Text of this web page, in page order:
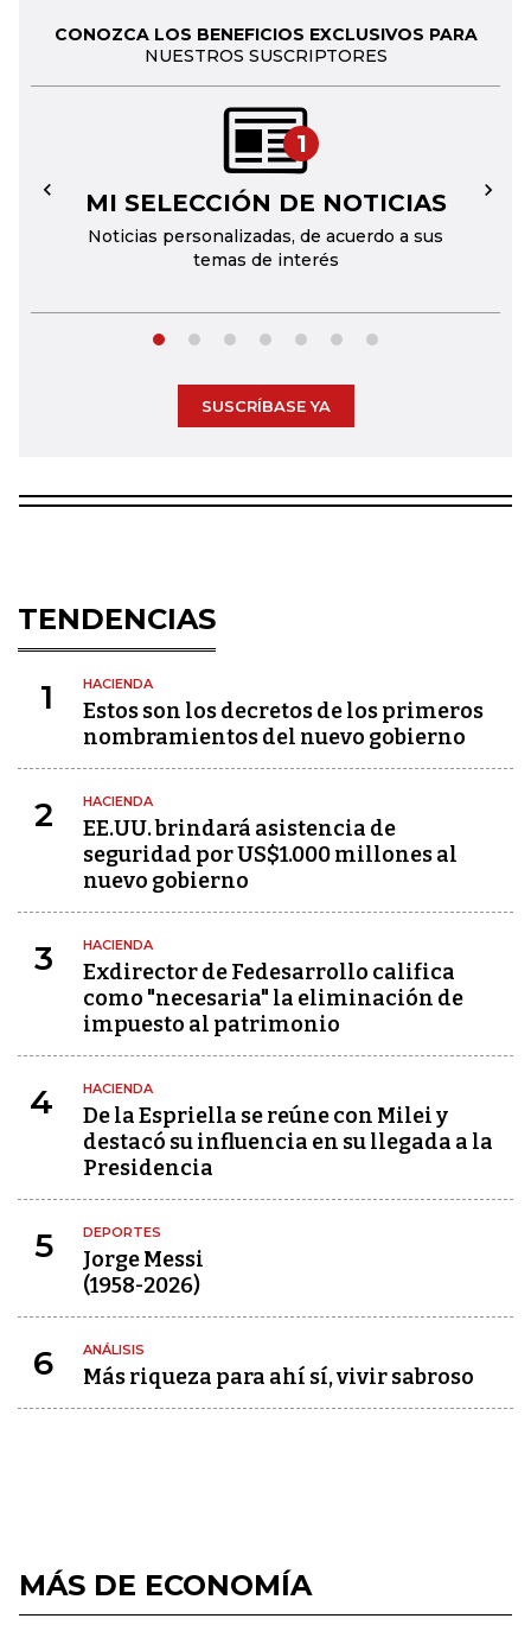
CONOZCA LOS BENEFICIOS EXCLUSIVOS PARA
NUESTROS SUSCRIPTORES
1
MI SELECCIÓN DE NOTICIAS
Noticias personalizadas, de acuerdo a sus
temas de interés
← →
SUSCRÍBASE YA
TENDENCIAS
1 HACIENDA
Estos son los decretos de los primeros
nombramientos del nuevo gobierno
2 HACIENDA
EE.UU. brindará asistencia de
seguridad por US$1.000 millones al
nuevo gobierno
3 HACIENDA
Exdirector de Fedesarrollo califica
como "necesaria" la eliminación de
impuesto al patrimonio
4 HACIENDA
De la Espriella se reúne con Milei y
destacó su influencia en su llegada a la
Presidencia
5 DEPORTES
Jorge Messi
(1958-2026)
6 ANÁLISIS
Más riqueza para ahí sí, vivir sabroso
MÁS DE ECONOMÍA